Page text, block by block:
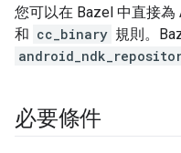
您可以在 Bazel 中直接為
和 cc_binary 規則。
必要條件